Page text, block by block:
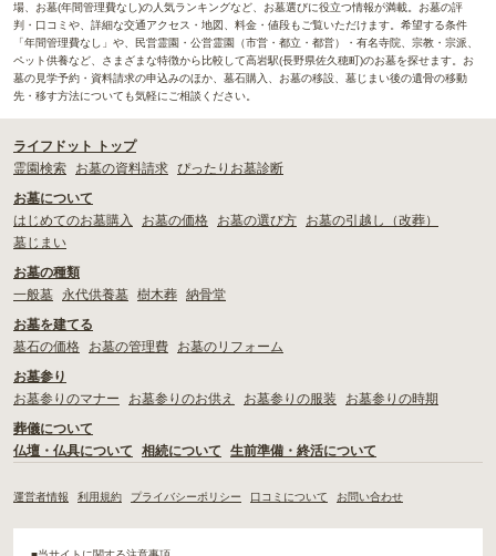
場、お墓(年間管理費なし)の人気ランキングなど、お墓選びに役立つ情報が満載。お墓の評
判・口コミや、詳細な交通アクセス・地図、料金・値段もご覧いただけます。希望する条件
「年間管理費なし」や、民営霊園・公営霊園（市営・都立・都営）・有名寺院、宗教・宗派、
ペット供養など、さまざまな特徴から比較して高岩駅(長野県佐久穂町)のお墓を探せます。お
墓の見学予約・資料請求の申込みのほか、墓石購入、お墓の移設、墓じまい後の遺骨の移動
先・移す方法についても気軽にご相談ください。
ライフドット トップ
霊園検索
お墓の資料請求 ぴったりお墓診断
お墓について
はじめてのお墓購入
お墓の価格 お墓の選び方
お墓の引越し（改葬）
墓じまい
お墓の種類
一般墓
永代供養墓 樹木葬 納骨堂
お墓を建てる
墓石の価格
お墓の管理費
お墓のリフォーム
お墓参り
お墓参りのマナー
お墓参りのお供え お墓参りの服装
お墓参りの時期
葬儀について
仏壇・仏具について
相続について 生前準備・終活について
運営者情報 利用規約 プライバシーポリシー 口コミについて お問い合わせ